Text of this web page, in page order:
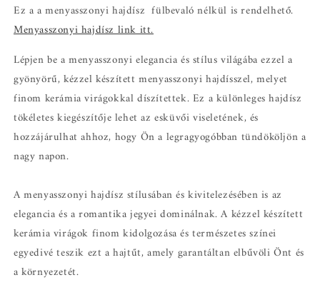
Ez a a menyasszonyi hajdísz fülbevaló nélkül is rendelhető.
Menyasszonyi hajdísz link itt.
Lépjen be a menyasszonyi elegancia és stílus világába ezzel a
gyönyörű, kézzel készített menyasszonyi hajdísszel, melyet
finom kerámia virágokkal díszítettek. Ez a különleges hajdísz
tökéletes kiegészítője lehet az esküvői viseletének, és
hozzájárulhat ahhoz, hogy Ön a legragyogóbban tündököljön a
nagy napon.
A menyasszonyi hajdísz stílusában és kivitelezésében is az
elegancia és a romantika jegyei dominálnak. A kézzel készített
kerámia virágok finom kidolgozása és természetes színei
egyedivé teszik ezt a hajtűt, amely garantáltan elbűvöli Önt és
a környezetét.